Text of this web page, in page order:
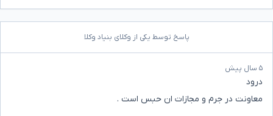
پاسخ توسط یکی از وکلای بنیاد وکلا
۵ سال پیش
درود
معاونت در جرم و مجازات ان حبس است .